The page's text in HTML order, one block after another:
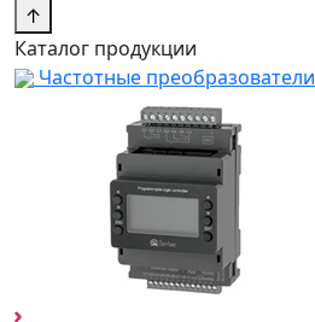
↑
Каталог продукции
Частотные преобразователи